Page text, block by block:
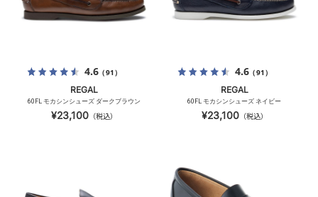
4.6（91）
REGAL
60FL モカシンシューズ ダークブラウン
¥23,100（税込）
4.6（91）
REGAL
60FL モカシンシューズ ネイビー
¥23,100（税込）